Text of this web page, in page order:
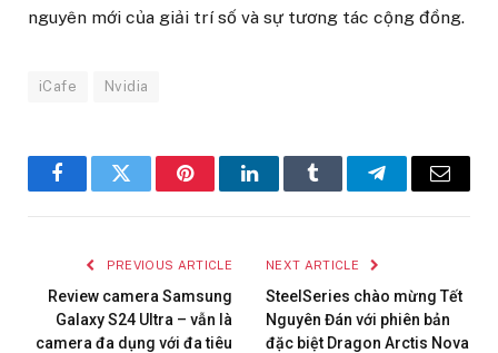
nguyên mới của giải trí số và sự tương tác cộng đồng.
iCafe Nvidia
FacebookTwitter PinterestLinkedInTumblr TelegramEmail
PREVIOUS ARTICLE
Review camera Samsung
Galaxy S24 Ultra – vẫn là
camera đa dụng với đa tiêu
NEXT ARTICLE
SteelSeries chào mừng Tết
Nguyên Đán với phiên bản
đặc biệt Dragon Arctis Nova